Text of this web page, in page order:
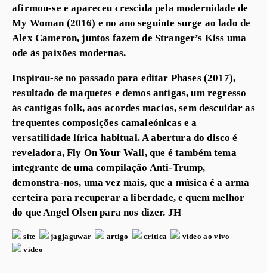
afirmou-se e apareceu crescida pela modernidade de
My Woman (2016) e no ano seguinte surge ao lado de
Alex Cameron, juntos fazem de Stranger’s Kiss uma
ode às paixões modernas.
Inspirou-se no passado para editar Phases (2017),
resultado de maquetes e demos antigas, um regresso
às cantigas folk, aos acordes macios, sem descuidar as
frequentes composições camaleónicas e a
versatilidade lírica habitual. A abertura do disco é
reveladora, Fly On Your Wall, que é também tema
integrante de uma compilação Anti-Trump,
demonstra-nos, uma vez mais, que a música é a arma
certeira para recuperar a liberdade, e quem melhor
do que Angel Olsen para nos dizer. JH
site jagjaguwar artigo crítica
vídeo ao vivo
vídeo